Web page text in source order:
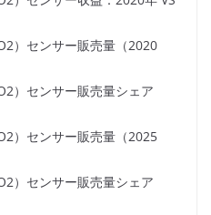
）センサー販売量（2020
）センサー販売量シェア
）センサー販売量（2025
）センサー販売量シェア